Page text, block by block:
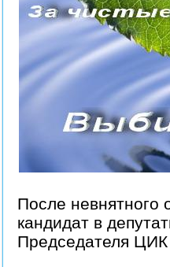
После
кандидат в
Председателя